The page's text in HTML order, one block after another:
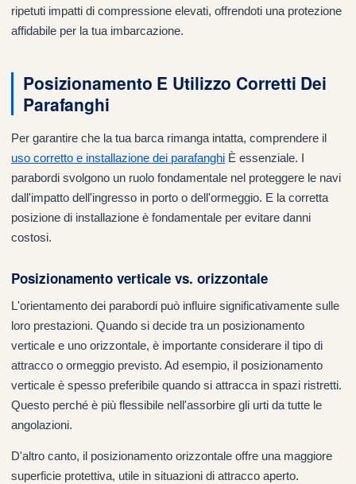
ripetuti impatti di compressione elevati, offrendoti una protezione
affidabile per la tua imbarcazione.
Posizionamento E Utilizzo Corretti Dei
Parafanghi
Per garantire che la tua barca rimanga intatta, comprendere il
uso corretto e installazione dei parafanghi È essenziale. I
parabordi svolgono un ruolo fondamentale nel proteggere le navi
dall'impatto dell'ingresso in porto o dell'ormeggio. E la corretta
posizione di installazione è fondamentale per evitare danni
costosi.
Posizionamento verticale vs. orizzontale
L'orientamento dei parabordi può influire significativamente sulle
loro prestazioni. Quando si decide tra un posizionamento
verticale e uno orizzontale, è importante considerare il tipo di
attracco o ormeggio previsto. Ad esempio, il posizionamento
verticale è spesso preferibile quando si attracca in spazi ristretti.
Questo perché è più flessibile nell'assorbire gli urti da tutte le
angolazioni.
D'altro canto, il posizionamento orizzontale offre una maggiore
superficie protettiva, utile in situazioni di attracco aperto.